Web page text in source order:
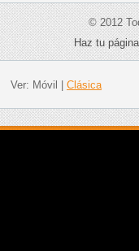
© 2012
Haz tu
Ver: Móvil Clásica